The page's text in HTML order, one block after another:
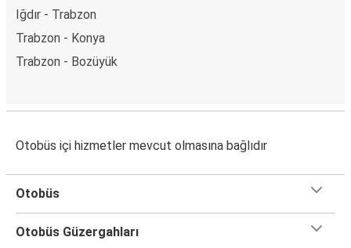
Iğdır - Trabzon
Trabzon - Konya
Trabzon - Bozüyük
Otobüs içi hizmetler mevcut olmasına bağlıdır
Otobüs
Otobüs Güzergahları